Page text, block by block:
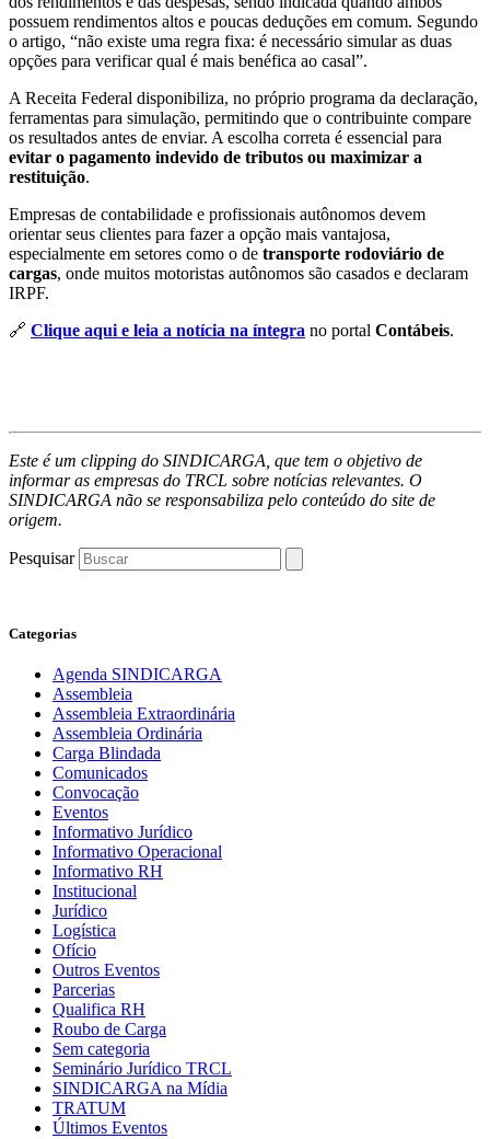
possuem rendimentos altos e poucas deduções em comum. Segundo
o artigo, “não existe uma regra fixa: é necessário simular as duas
opções para verificar qual é mais benéfica ao casal”.
A Receita Federal disponibiliza, no próprio programa da declaração,
ferramentas para simulação, permitindo que o contribuinte compare
os resultados antes de enviar. A escolha correta é essencial para
evitar o pagamento indevido de tributos ou maximizar a
restituição.
Empresas de contabilidade e profissionais autônomos devem
orientar seus clientes para fazer a opção mais vantajosa,
especialmente em setores como o de transporte rodoviário de
cargas, onde muitos motoristas autônomos são casados e declaram
IRPF.
🔗 Clique aqui e leia a notícia na íntegra no portal Contábeis.
Este é um clipping do SINDICARGA, que tem o objetivo de
informar as empresas do TRCL sobre notícias relevantes. O
SINDICARGA não se responsabiliza pelo conteúdo do site de
origem.
Pesquisar
Categorias
Agenda SINDICARGA
Assembleia
Assembleia Extraordinária
Assembleia Ordinária
Carga Blindada
Comunicados
Convocação
Eventos
Informativo Jurídico
Informativo Operacional
Informativo RH
Institucional
Jurídico
Logística
Ofício
Outros Eventos
Parcerias
Qualifica RH
Roubo de Carga
Sem categoria
Seminário Jurídico TRCL
SINDICARGA na Mídia
TRATUM
Últimos Eventos